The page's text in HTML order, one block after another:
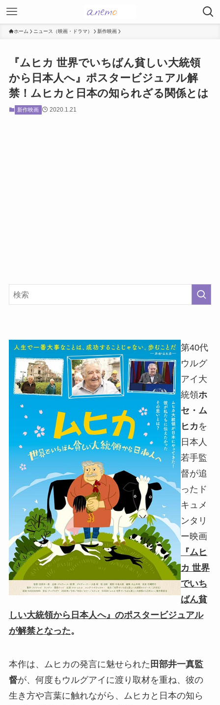
ホーム ニュース（映画・ドラマ） 新作映画
『ムヒカ 世界でいちばん貧しい大統領
から日本人へ』ポスタービジュアル解
禁！ムヒカと日本の知られざる関係とは
新作映画 2020.1.21
第40代
ウルグ
アイ大
統領ホ
セ・ム
ヒカ を
日本人
若手監
督が追
ったド
キュメ
ンタリ
ー映画
『ムヒ
カ 世界
でいち
ばん貧
しい大統領から日本人へ』 のポスタービジュアル
が解禁となった。
本作は、ムヒカの発言に魅せられた 田部井一真監
督が、何度もウルグアイに渡り取材を重ね、彼の
生き方や言葉に触れながら、ムヒカと日本の知ら